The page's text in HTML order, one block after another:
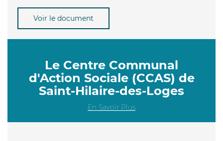
Voir le document
Le Centre Communal
d'Action Sociale (CCAS) de
Saint-Hilaire-des-Loges
En Savoir Plus